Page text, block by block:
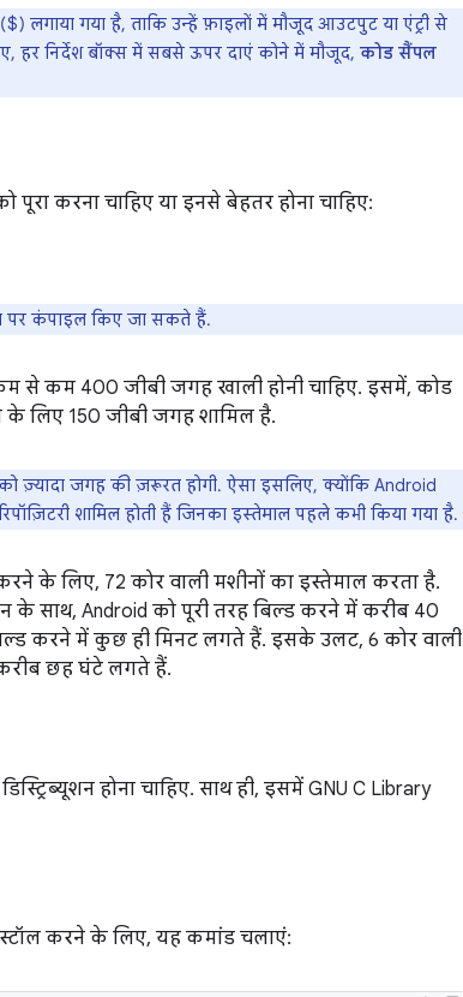
लगाया गया है, ताकि उन्हें फ़ाइलों में मौजूद आउटपुट या एंट्री से
हर निर्देश बॉक्स में सबसे ऊपर दाएं कोने में मौजूद, कोड सैंपल
करना चाहिए या इनसे बेहतर होना चाहिए:
पर कंपाइल किए जा सकते हैं.
कम 400 जीबी जगह खाली होनी चाहिए. इसमें, कोड
लिए 150 जीबी जगह शामिल है.
जगह की ज़रूरत होगी. ऐसा इसलिए, क्योंकि Android
शामिल होती हैं जिनका इस्तेमाल पहले कभी किया गया है.
के लिए, 72 कोर वाली मशीनों का इस्तेमाल करता है.
के साथ, Android को पूरी तरह बिल्ड करने में करीब 40
करने में कुछ ही मिनट लगते हैं. इसके उलट, 6 कोर वाली
करीब छह घंटे लगते हैं.
होना चाहिए. साथ ही, इसमें GNU C Library
करने के लिए, यह कमांड चलाएं: